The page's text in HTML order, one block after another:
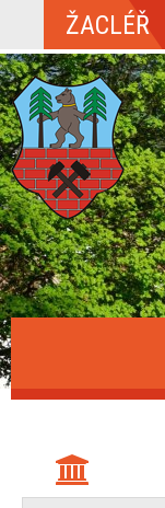
ŽACLÉŘ